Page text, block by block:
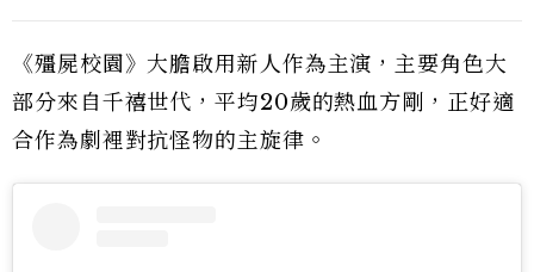
《殭屍校園》大膽啟用新人作為主演，主要角色大
部分來自千禧世代，平均20歲的熱血方剛，正好適
合作為劇裡對抗怪物的主旋律。